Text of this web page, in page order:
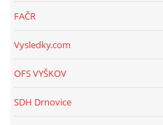
FAČR
Vysledky.com
OFS VYŠKOV
SDH Drnovice